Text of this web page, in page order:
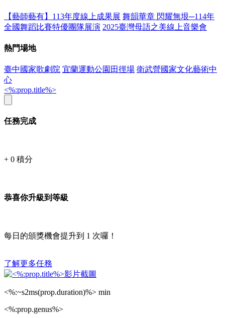
【藝師藝有】113年度線上成果展 舞韻華章 閃耀無垠─114年
全國舞蹈比賽特優團隊展演 2025臺灣母語之美線上音樂會
熱門場地
臺中國家歌劇院 宜蘭運動公園田徑場 衛武營國家文化藝術中
心
<%:prop.title%>
任務完成
+ 0 積分
恭喜你升級到等級
每日的頒獎機會提升到 1 次囉！
了解更多任務
<%:~s2ms(prop.duration)%> min
<%:prop.genus%>